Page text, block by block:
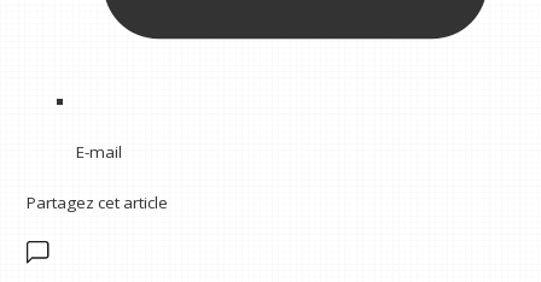
E-mail
Partagez cet article